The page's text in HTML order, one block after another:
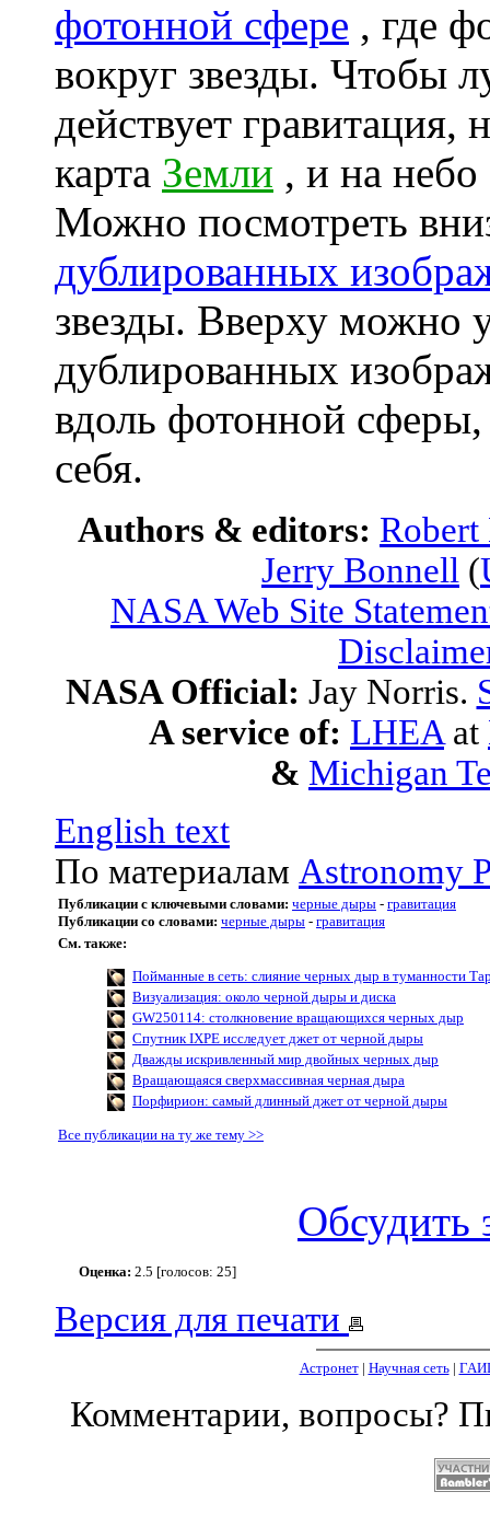
фотонной сфере , где
вокруг звезды. Чтобы
действует гравитация,
карта Земли , и на небо
Можно посмотреть
дублированных
звезды. Вверху можно
дублированных
вдоль фотонной
себя.
Authors & editors:
Jerry Bonnell (
NASA Web Site
NASA Official: Jay Norris.
A service of: LHEA at
& Michigan
English text
По материалам Astronomy
Публикации с ключевыми словами: черные дыры - гравитация
Публикации со словами: черные дыры - гравитация
См. также:
Пойманные в сеть: слияние черных дыр в туманности
Визуализация: около черной дыры и диска
GW250114: столкновение вращающихся черных дыр
Спутник IXPE исследует джет от черной дыры
Дважды искривленный мир двойных черных дыр
Вращающаяся сверхмассивная черная дыра
Порфирион: самый длинный джет от черной дыры
Все публикации на ту же тему >>
Обсудить
Оценка: 2.5 [голосов: 25]
Версия для печати
Астронет| Научная сеть|
Комментарии, вопросы?